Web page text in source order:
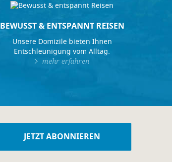
BEWUSST & ENTSPANNT REISEN
Unsere Domizile bieten Ihnen
Entschleunigung vom Alltag.
mehr erfahren